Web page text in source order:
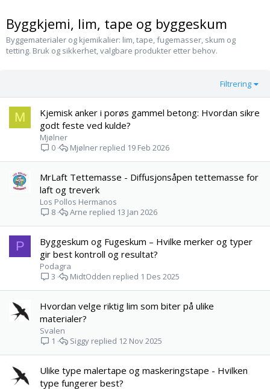
Byggkjemi, lim, tape og byggeskum
Byggematerialer og kjemikalier: lim, tape, fugemasser, skum og
tetting. Bruk og sikkerhet, valgbare produkter etter behov.
Filtrering
M
Kjemisk anker i porøs gammel betong: Hvordan sikre
godt feste ved kulde?
Mjølner
0
19 Feb 2026
Mjølner
MrLaft Tettemasse - Diffusjonsåpen tettemasse for
laft og treverk
Los Pollos Hermanos
8
13 Jan 2026
Arne
P
Byggeskum og Fugeskum – Hvilke merker og typer
gir best kontroll og resultat?
Podagra
3
1 Des 2025
MidtOdden
Hvordan velge riktig lim som biter på ulike
materialer?
Svalen
1
12 Nov 2025
Siggy
Ulike type malertape og maskeringstape - Hvilken
type fungerer best?